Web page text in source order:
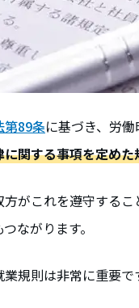
第89条に基づき、労
関する事項を定めた
がこれを遵守する
ながります。
規則は非常に重要で